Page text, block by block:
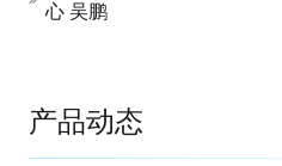
心 吴鹏
产品动态